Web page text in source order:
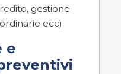
gestione
ecc).
e